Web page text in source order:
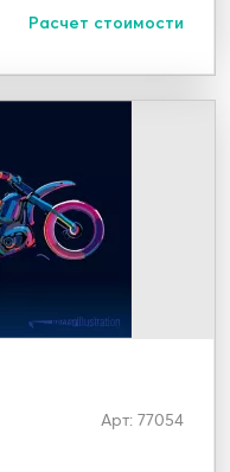
Расчет стоимости
Арт: 77054